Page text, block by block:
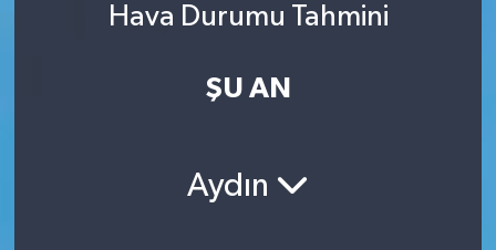
Hava Durumu Tahmini
ŞU AN
Aydın
Kahramanmaraş
Süper Lig Puan Durumu ve Fikstür